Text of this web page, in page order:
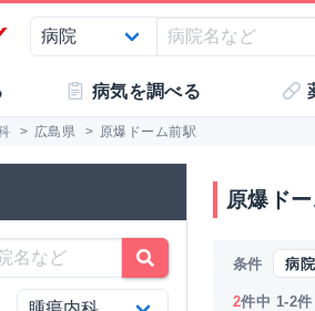
病気を調べる
> 広島県 > 原爆ドーム前駅
原爆ド
条件 病
2件中 1-2件